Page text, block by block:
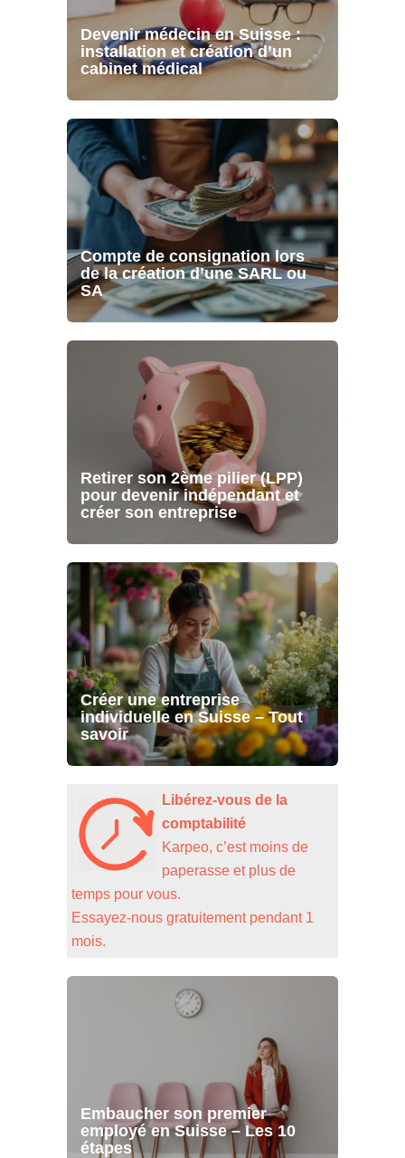
Devenir médecin en Suisse :
installation et création d’un
cabinet médical
Compte de consignation lors
de la création d’une SARL ou
SA
Retirer son 2ème pilier (LPP)
pour devenir indépendant et
créer son entreprise
Créer une entreprise
individuelle en Suisse – Tout
savoir
Libérez-vous de la
comptabilité
Karpeo, c’est moins de
paperasse et plus de
temps pour vous.
Essayez-nous gratuitement pendant 1
mois.
Embaucher son premier
employé en Suisse – Les 10
étapes